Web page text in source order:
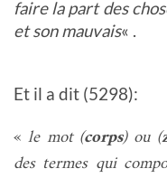
faire la part des
et son mauvais« .
Et il a dit (5298):
«le mot (corps) ou (
des termes qui